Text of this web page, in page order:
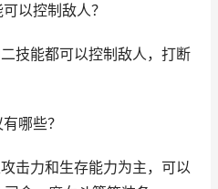
以控制敌人？
技能都可以控制敌人，打断
哪些？
击力和生存能力为主，可以